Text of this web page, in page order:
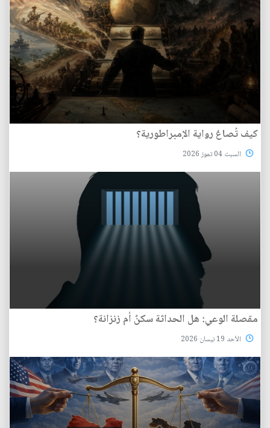
كيف تُصاغ رواية الإمبراطورية؟
السبت 04 تموز 2026
مقصلة الوعي: هل الحداثة سكنٌ أم زنزانة؟
الأحد 19 نيسان 2026